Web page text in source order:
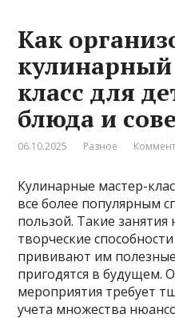
Как
класс для
блюда и
06.10.2025 Разное
Кулинарные мастер-
все более популярным
пользой. Такие
творческие
прививают им
пригодятся в будущем.
мероприятия требует
учета множества